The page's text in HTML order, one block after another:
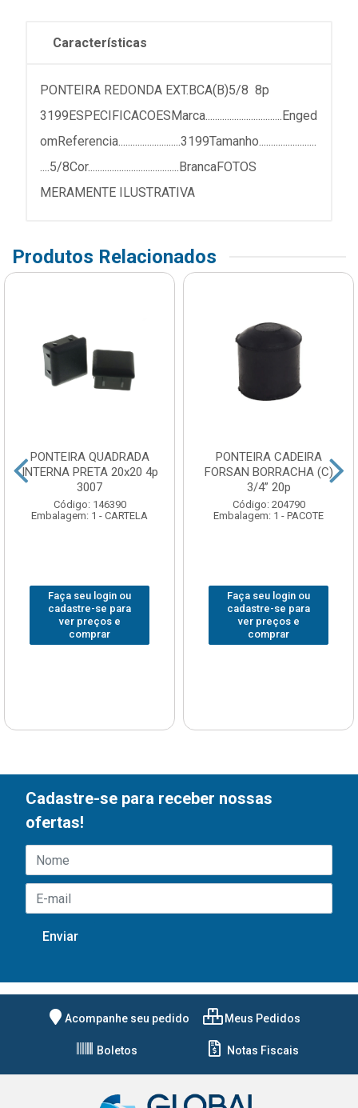
Características
PONTEIRA REDONDA EXT.BCA(B)5/8 8p
3199ESPECIFICACOESMarca................................Enged
omReferencia..........................3199Tamanho........................
....5/8Cor......................................BrancaFOTOS
MERAMENTE ILUSTRATIVA
Produtos Relacionados
PONTEIRA QUADRADA
INTERNA PRETA 20x20 4p
3007
Código: 146390
Embalagem: 1 - CARTELA
Faça seu login ou
cadastre-se para
ver preços e
comprar
PONTEIRA CADEIRA
FORSAN BORRACHA (C)
3/4” 20p
Código: 204790
Embalagem: 1 - PACOTE
Faça seu login ou
cadastre-se para
ver preços e
comprar
Cadastre-se para receber nossas
ofertas!
Acompanhe seu pedido Meus Pedidos
Boletos Notas Fiscais